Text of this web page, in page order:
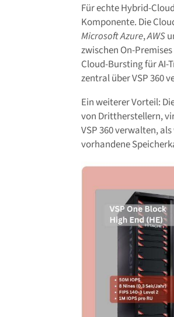
Für echte Hybrid-
Komponente. Die
Microsoft Azure,AWS
zwischen On-
Cloud-Bursting für
zentral über VSP 360
Ein weiterer Vorteil:
von Drittherstellern,
VSP 360 verwalten,
vorhandene